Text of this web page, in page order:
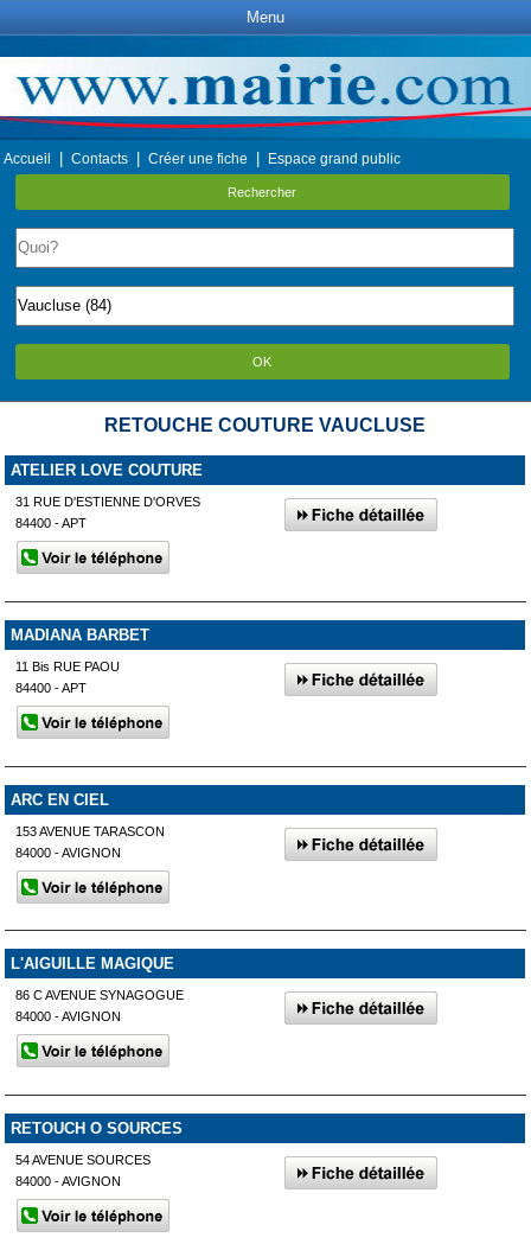
Menu
Accueil Contacts Créer une fiche Espace grand public
Rechercher
OK
RETOUCHE COUTURE VAUCLUSE
ATELIER LOVE COUTURE
31 RUE D'ESTIENNE D'ORVES
84400 - APT
MADIANA BARBET
11 Bis RUE PAOU
84400 - APT
ARC EN CIEL
153 AVENUE TARASCON
84000 - AVIGNON
L'AIGUILLE MAGIQUE
86 C AVENUE SYNAGOGUE
84000 - AVIGNON
RETOUCH O SOURCES
54 AVENUE SOURCES
84000 - AVIGNON